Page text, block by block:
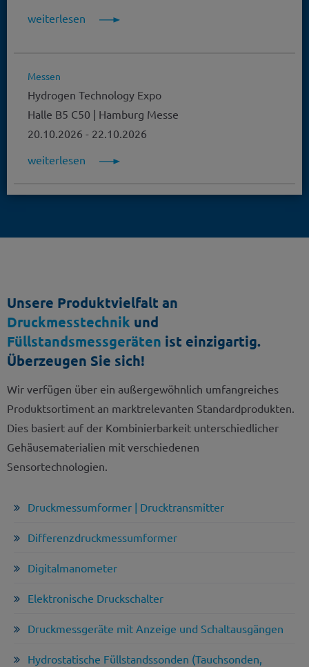
weiterlesen
Messen
Hydrogen Technology Expo
Halle B5 C50 | Hamburg Messe
20.10.2026 - 22.10.2026
weiterlesen
Unsere Produktvielfalt an
Druckmesstechnik und
Füllstandsmessgeräten ist einzigartig.
Überzeugen Sie sich!
Wir verfügen über ein außergewöhnlich umfangreiches
Produktsortiment an marktrelevanten Standardprodukten.
Dies basiert auf der Kombinierbarkeit unterschiedlicher
Gehäusematerialien mit verschiedenen
Sensortechnologien.
Druckmessumformer | Drucktransmitter
Differenzdruckmessumformer
Digitalmanometer
Elektronische Druckschalter
Druckmessgeräte mit Anzeige und Schaltausgängen
Hydrostatische Füllstandssonden (Tauchsonden,